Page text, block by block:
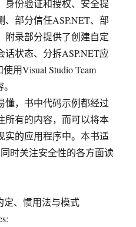
身份验证和授权、安全提
部分信任ASP.NET、部
附录部分提供了创建自定
状态、分拆ASP.NET应
用Visual Studio Team
，书中代码示例都经过
所有的内容，而可以将本
实的应用程序中。本书适
时关注安全性的各方面读
定、惯用法与模式